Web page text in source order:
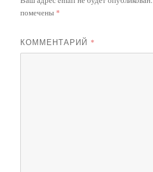
помечены *
КОММЕНТАРИЙ *